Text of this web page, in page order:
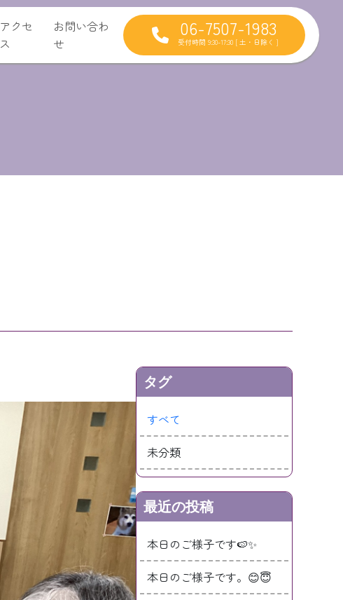
アクセ
ス
お問い合わ
せ
06-7507-1983
受付時間 9:30-17:30 [ 土・日除く ]
タグ
すべて
未分類
最近の投稿
本日のご様子です🍉✨
本日のご様子です。😊😇